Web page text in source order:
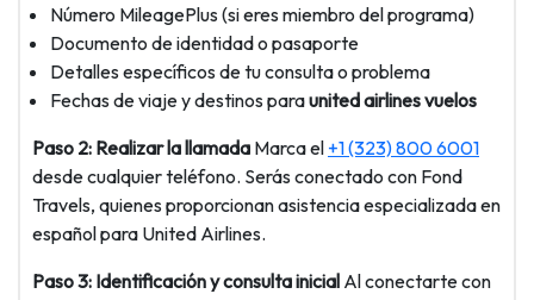
Número MileagePlus (si eres miembro del programa)
Documento de identidad o pasaporte
Detalles específicos de tu consulta o problema
Fechas de viaje y destinos paraunited airlines vuelos
Paso 2: Realizar la llamada Marca el +1 (323) 800 6001
desde cualquier teléfono. Serás conectado con Fond
Travels, quienes proporcionan asistencia especializada en
español para United Airlines.
Paso 3: Identificación y consulta inicial Al conectarte con